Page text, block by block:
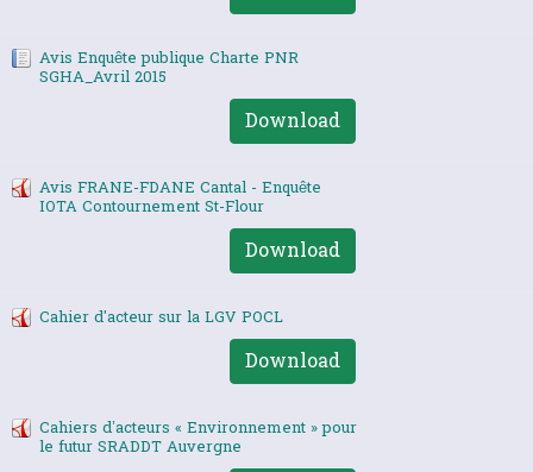
Avis Enquête publique Charte PNR
SGHA_Avril 2015
Download
Avis FRANE-FDANE Cantal - Enquête
IOTA Contournement St-Flour
Download
Cahier d'acteur sur la LGV POCL
Download
Cahiers d’acteurs « Environnement » pour
le futur SRADDT Auvergne